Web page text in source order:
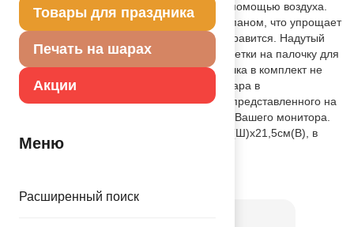
Товары для праздника
Печать на шарах
Акции
Меню
Расширенный поиск
подарка детям. Надувать шар только с помощью воздуха.
Шар снабжен самозакрывающимся клапаном, что упрощает
надув – даже непрофессионал легко справится. Надутый
шар следует разместить с помощью розетки на палочку для
последующей продажи (розетка и палочка в комплект не
входят). Внимание! Цветовой оттенок шара в
действительности может отличаться от представленного на
фотографии в зависимости от настроек Вашего монитора.
Размер шара: в ненадутом виде – 33см(Ш)х21,5см(В), в
надутом виде – 28,5см(Ш)х19,5см(В).